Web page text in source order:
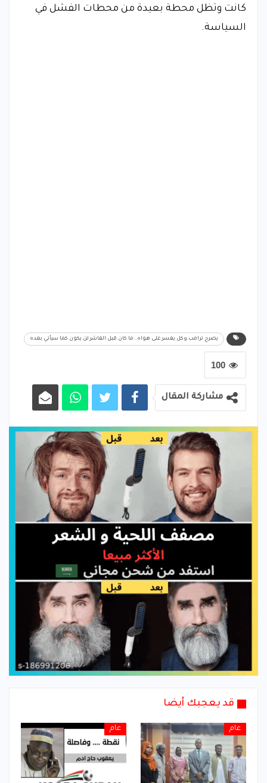
كانت وتظل محطة بعيدة من محطات الفشل في
السياسة.
يصرح ترامب وكل يفسر على هواه..ما كان قبل الفاشر لن يكون كما سيأتي بعده
100
مشاركة المقال
قد يعجبك أيضا
عام عام